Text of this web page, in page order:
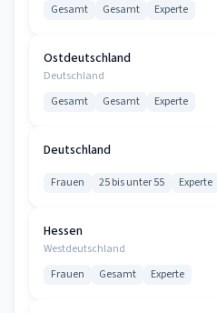
Gesamt Gesamt Experte
Ostdeutschland
Deutschland
Gesamt Gesamt Experte
Deutschland
Frauen 25 bis unter 55 Experte
Hessen
Westdeutschland
Frauen Gesamt Experte